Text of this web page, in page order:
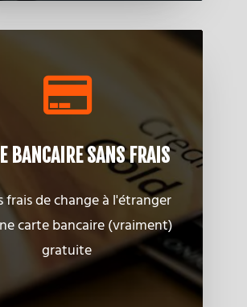
BANCAIRE SANS FRAIS
frais de change à l'étranger
carte bancaire (vraiment)
gratuite